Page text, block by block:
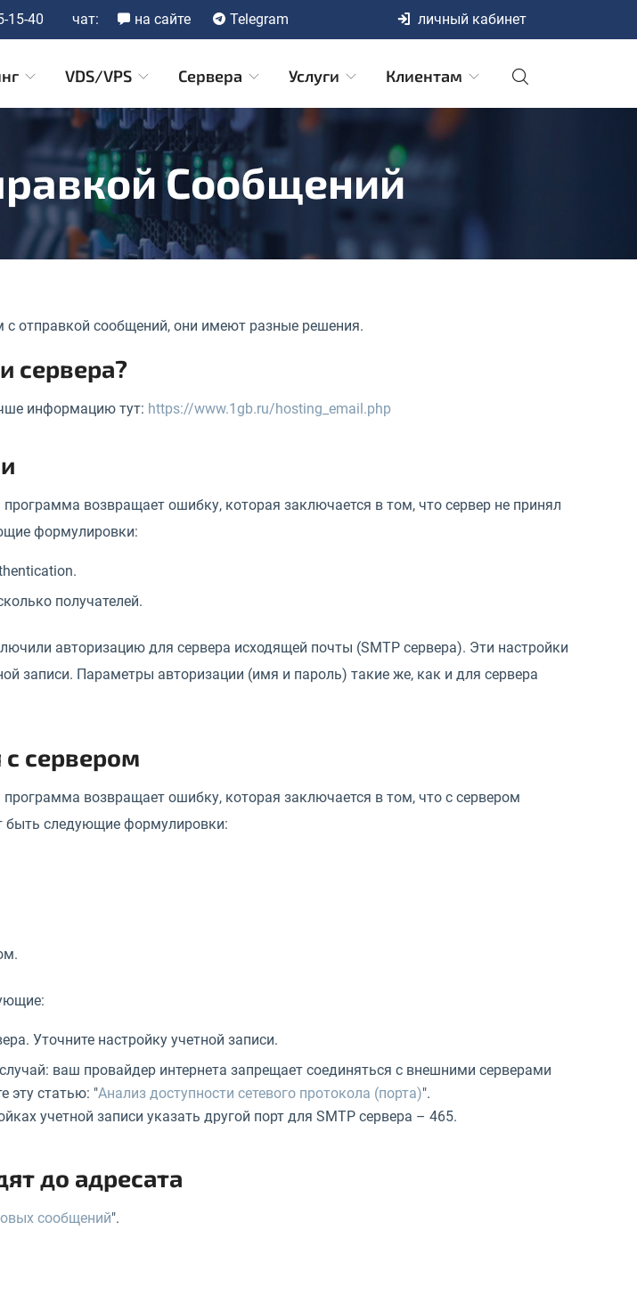
15-40 чат: на сайте Telegram личный кабинет
VDS/VPS Сервера Услуги Клиентам
Сообщений
отправкой сообщений, они имеют разные решения.
сервера?
информацию тут: https://www.1gb.ru/hosting_email.php
возвращает ошибку, которая заключается в том, что сервер не принял
формулировки:
получателей.
авторизацию для сервера исходящей почты (SMTP сервера). Эти настройки
записи. Параметры авторизации (имя и пароль) такие же, как и для сервера
сервером
возвращает ошибку, которая заключается в том, что с сервером
быть следующие формулировки:
Уточните настройку учетной записи.
ваш провайдер интернета запрещает соединяться с внешними серверами
эту статью: "Анализ доступности сетевого протокола (порта)".
учетной записи указать другой порт для SMTP сервера – 465.
до адресата
сообщений".